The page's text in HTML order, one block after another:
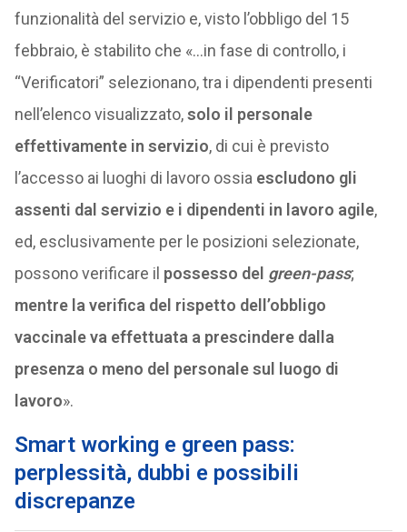
funzionalità del servizio e, visto l’obbligo del 15
febbraio, è stabilito che «…in fase di controllo, i
“Verificatori” selezionano, tra i dipendenti presenti
nell’elenco visualizzato,solo il personale
effettivamente in servizio, di cui è previsto
l’accesso ai luoghi di lavoro ossia escludono gli
assenti dal servizio e i dipendenti in lavoro agile,
ed, esclusivamente per le posizioni selezionate,
possono verificare il possesso del green-pass;
mentre la verifica del rispetto dell’obbligo
vaccinale va effettuata a prescindere dalla
presenza o meno del personale sul luogo di
lavoro».
Smart working e green pass:
perplessità, dubbi e possibili
discrepanze